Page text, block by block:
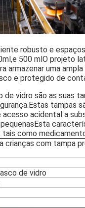
robusto e
500 mlO projeto
armazenar uma
e protegido de
vidro são as suas
acesso acidental a
como
crianças com tampa
de vidro